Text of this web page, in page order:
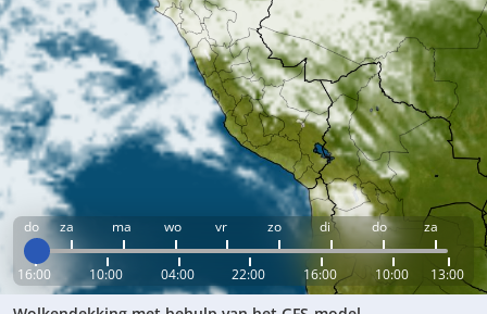
do za ma wo vr zo di do za
16:00 10:00 04:00 22:00 16:00 10:00 13:00